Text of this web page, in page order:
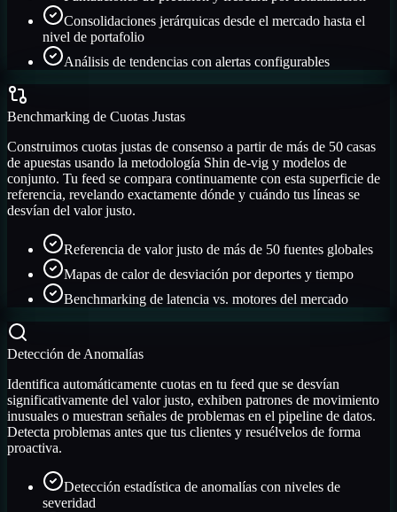
Consolidaciones jerárquicas desde el mercado hasta el
nivel de portafolio
Análisis de tendencias con alertas configurables
Benchmarking de Cuotas Justas
Construimos cuotas justas de consenso a partir de más de 50 casas
de apuestas usando la metodología Shin de-vig y modelos de
conjunto. Tu feed se compara continuamente con esta superficie de
referencia, revelando exactamente dónde y cuándo tus líneas se
desvían del valor justo.
Referencia de valor justo de más de 50 fuentes globales
Mapas de calor de desviación por deportes y tiempo
Benchmarking de latencia vs. motores del mercado
Detección de Anomalías
Identifica automáticamente cuotas en tu feed que se desvían
significativamente del valor justo, exhiben patrones de movimiento
inusuales o muestran señales de problemas en el pipeline de datos.
Detecta problemas antes que tus clientes y resuélvelos de forma
proactiva.
Detección estadística de anomalías con niveles de
severidad